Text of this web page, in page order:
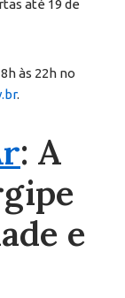
até 19 de
às 22h no
.
: A
e